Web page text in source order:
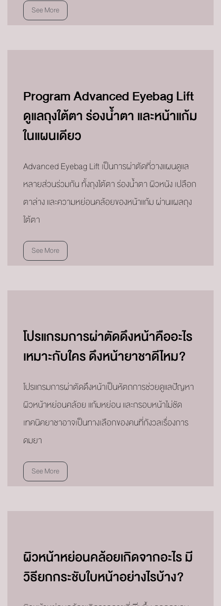
See More
Program Advanced Eyebag Lift
ดูแลถุงใต้ตา ร่องน้ำตา และหน้าแก้ม
ในแผนเดียว
Advanced Eyebag Lift เป็นการผ่าตัดที่วางแผนดูแล
หลายส่วนร่วมกัน ทั้งถุงใต้ตา ร่องน้ำตา ผิวหนัง เปลือก
ตาล่าง และความหย่อนคล้อยของหน้าแก้ม ผ่านแผลถุง
ใต้ตา
See More
โปรแกรมการผ่าตัดดึงหน้าคืออะไร
เหมาะกับใคร ดึงหน้ายาชาดีไหม?
โปรแกรมการผ่าตัดดึงหน้าเป็นหัตถการช่วยดูแลปัญหา
ผิวหน้าหย่อนคล้อย แก้มหย่อน และกรอบหน้าไม่ชัด
เทคนิคยาชาอาจเป็นทางเลือกของคนที่กังวลเรื่องการ
ดมยา
See More
ผิวหน้าหย่อนคล้อยเกิดจากอะไร มี
วิธียกกระชับใบหน้าอย่างไรบ้าง?